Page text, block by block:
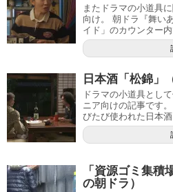
またドラマの小道具
向け。 朝ドラ『舞い
イド」のカウンター
日本酒「松錦」
ドラマの小道具とし
ニア向けの記事です
びたび使われた日本
「資源ゴミ集積
の朝ドラ）